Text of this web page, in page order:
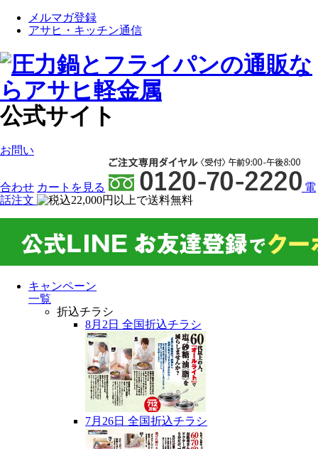
メルマガ登録
アサヒ・キッチン通信
公式サイト
お問い
合わせ カート を見る
電
話注文
キャンペーン
一覧
折込チラシ
8月2日 全国折込チラシ
7月26日 全国折込チラシ